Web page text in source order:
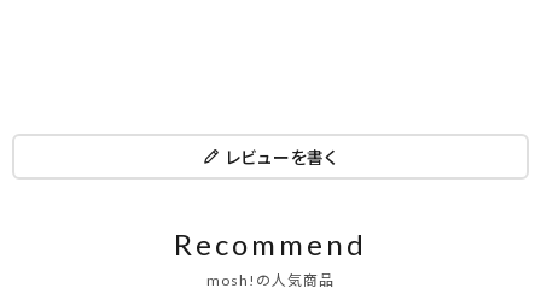
レビューを書く
Recommend
mosh!の人気商品